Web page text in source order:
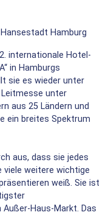
Hamburg
internationale Hotel-
in Hamburgs
sie es wieder unter
unter
aus 25 Ländern und
ein breites Spektrum
aus, dass sie jedes
viele weitere wichtige
weiß. Sie ist
Haus-Markt. Das